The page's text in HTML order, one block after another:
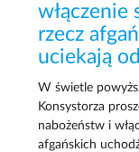
włączenie
rzecz
uciekają
W świetle
Konsystorza
nabożeństw i
afgańskich